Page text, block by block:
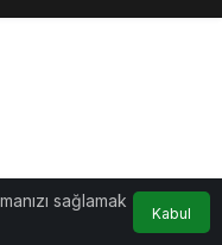
sağlamak
Kabul